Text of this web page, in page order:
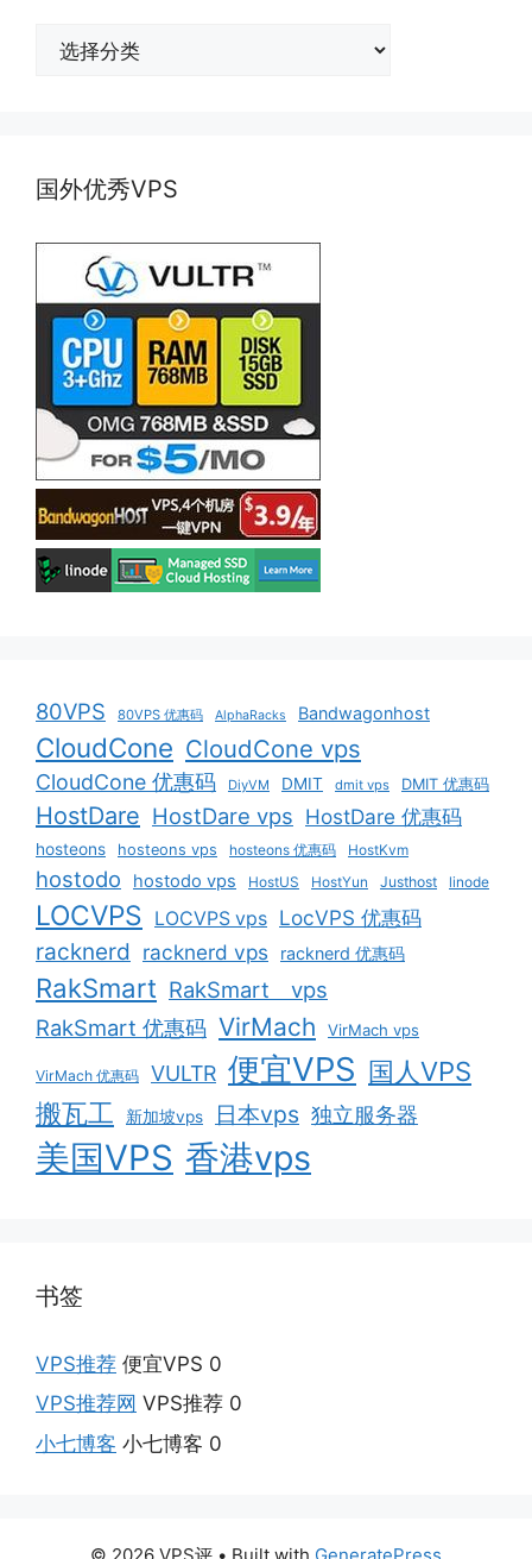
国外优秀VPS
80VPS 80VPS 优惠码 AlphaRacks Bandwagonhost
CloudCone CloudCone vps
CloudCone 优惠码 DiyVM DMIT dmit vps DMIT 优惠码
HostDare HostDare vps HostDare 优惠码
hosteons hosteons vps hosteons 优惠码 HostKvm
hostodo hostodo vps HostUS HostYun Justhost linode
LOCVPS LOCVPS vps LocVPS 优惠码
racknerd racknerd vps racknerd 优惠码
RakSmart RakSmart vps
RakSmart 优惠码 VirMach VirMach vps
VirMach 优惠码 VULTR 便宜VPS 国人VPS
搬瓦工
新加坡vps 日本vps 独立服务器
美国VPS 香港vps
书签
VPS推荐 便宜VPS 0
VPS推荐网 VPS推荐 0
小七博客 小七博客 0
© 2026 VPS评 • Built with GeneratePress